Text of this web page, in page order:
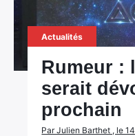
Actualités
Rumeur :
serait
prochain
Par Julien Barthet , le